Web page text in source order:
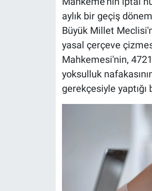
aylık bir geçiş
Büyük Millet
yasal çerçeve
Mahkemesi'nin,
yoksulluk
gerekçesiyle